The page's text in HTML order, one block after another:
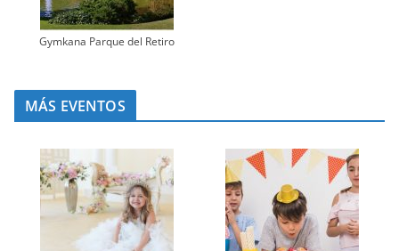
Gymkana Parque del Retiro
MÁS EVENTOS